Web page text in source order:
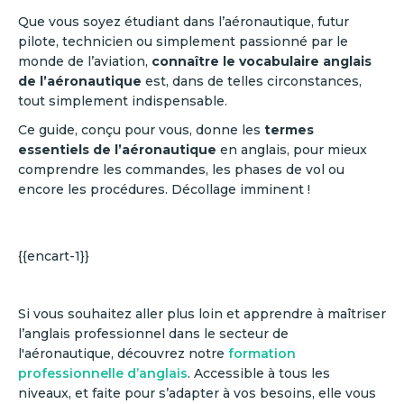
Que vous soyez étudiant dans l’aéronautique, futur
pilote, technicien ou simplement passionné par le
monde de l’aviation, connaître le vocabulaire anglais
de l’aéronautique est, dans de telles circonstances,
tout simplement indispensable.
Ce guide, conçu pour vous, donne les termes
essentiels de l’aéronautique en anglais, pour mieux
comprendre les commandes, les phases de vol ou
encore les procédures. Décollage imminent !
{{encart-1}}
Si vous souhaitez aller plus loin et apprendre à maîtriser
l’anglais professionnel dans le secteur de
l'aéronautique, découvrez notre formation
professionnelle d’anglais. Accessible à tous les
niveaux, et faite pour s’adapter à vos besoins, elle vous